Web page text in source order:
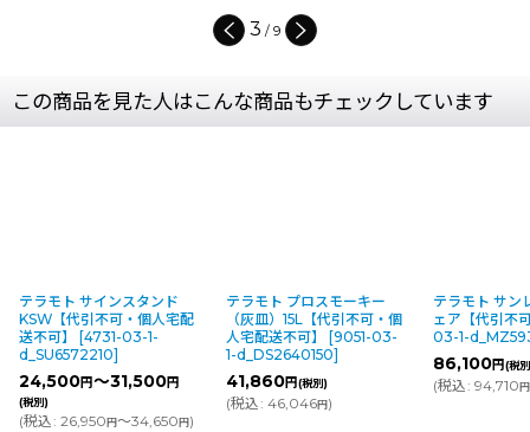
3 / 9
この商品を見た人はこんな商品もチェックしています
テラモト サインスタンド
KSW【代引不可・個人宅配
送不可】
[4731-03-1-
d_SU6572210]
24,500円～31,500円
(税別)
(税込: 26,950円～34,650円)
テラモト プロスモーキー
（灰皿）15L【代引不可・個
人宅配送不可】
[9051-03-
1-d_DS2640150]
41,860円(税別)
(税込: 46,046円)
テラモト サン
ェア【代引不
03-1-
86,100円(税
(税込: 94,710円